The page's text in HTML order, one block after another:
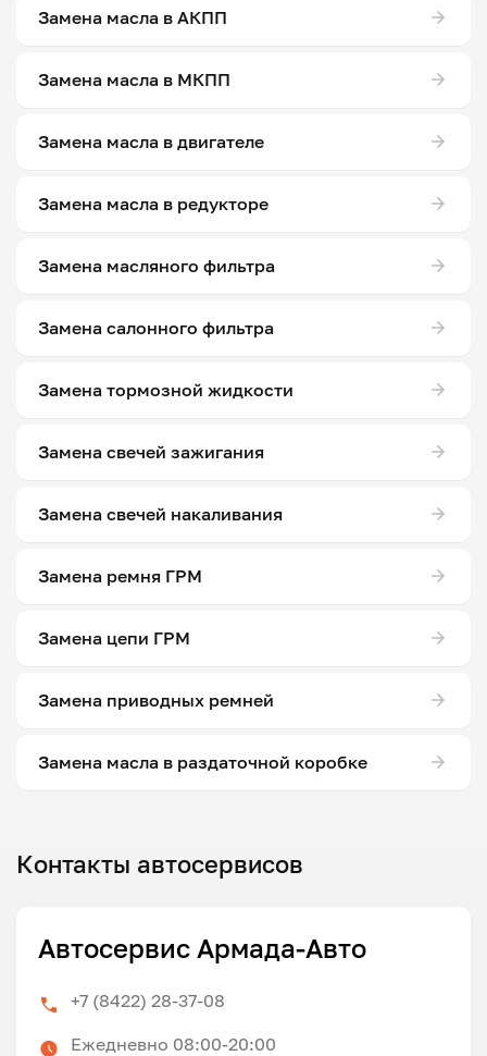
Замена масла в АКПП
Замена масла в МКПП
Замена масла в двигателе
Замена масла в редукторе
Замена масляного фильтра
Замена салонного фильтра
Замена тормозной жидкости
Замена свечей зажигания
Замена свечей накаливания
Замена ремня ГРМ
Замена цепи ГРМ
Замена приводных ремней
Замена масла в раздаточной коробке
Контакты автосервисов
Автосервис Армада-Авто
+7 (8422) 28-37-08
Ежедневно 08:00-20:00